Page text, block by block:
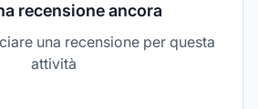
recensione ancora
una recensione per questa
attività